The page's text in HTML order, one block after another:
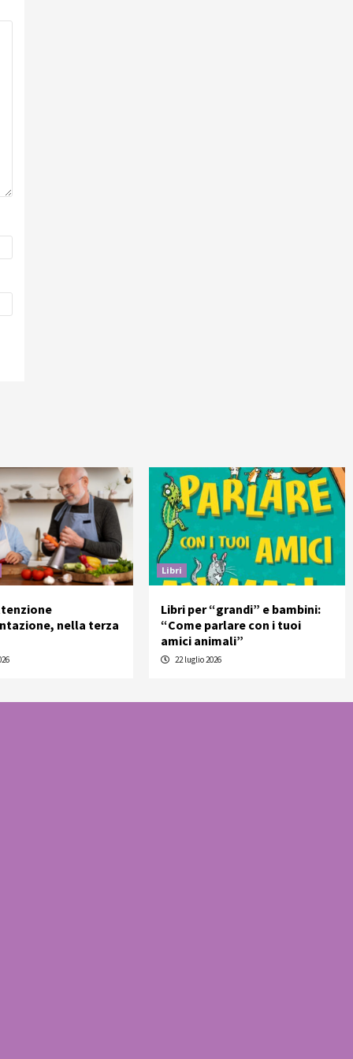
nella terza
Libri
Libri per “grandi” e bambini:
“Come parlare con i tuoi
amici animali”
22 luglio 2026